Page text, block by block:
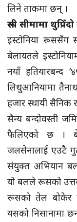
लिने ताकमा छन् ।
रूसी सीमामा
इस्टोनिया रूससँग
बेलायतले
नयाँ हतियारबन्द
लिथुआनियामा
हजार स्थायी सैनिक
सैन्य बन्दोवस्ती
फैलिएको छ ।
जलसेनालाई एउटै
संयुक्त अभियान
यो बलले रूसको
रूसको तेल बोकेर
यसको निसानामा